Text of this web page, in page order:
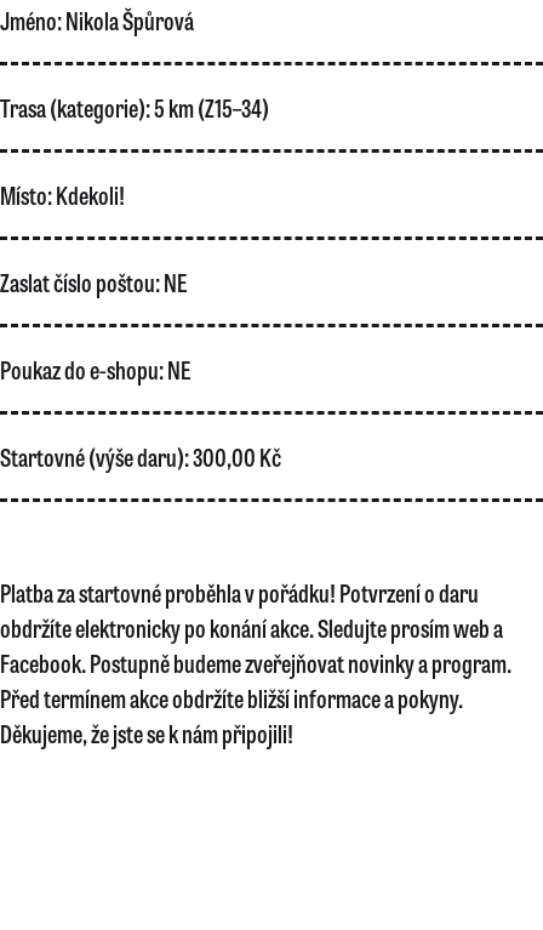
Jméno:Nikola Špůrová
Trasa (kategorie):5 km (Z15–34)
Místo:Kdekoli!
Zaslat číslo poštou:NE
Poukaz do e-shopu:NE
Startovné (výše daru):300,00 Kč
Platba za startovné proběhla v pořádku! Potvrzení o daru
obdržíte elektronicky po konání akce. Sledujte prosím web a
Facebook. Postupně budeme zveřejňovat novinky a program.
Před termínem akce obdržíte bližší informace a pokyny.
Děkujeme, že jste se k nám připojili!